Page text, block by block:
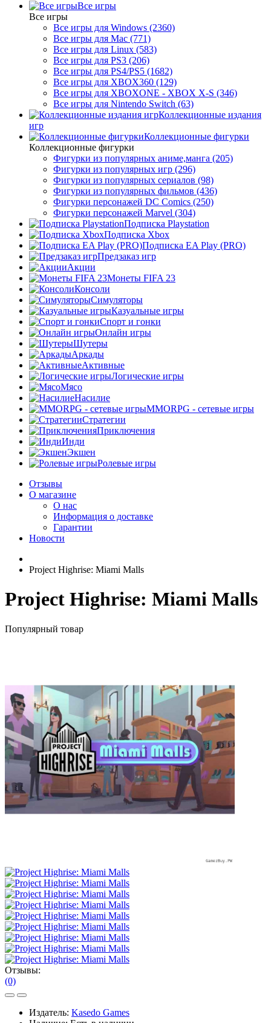
Все игры
Все игры
Все игры для Windows (2360)
Все игры для Mac (771)
Все игры для Linux (583)
Все игры для PS3 (206)
Все игры для PS4/PS5 (1682)
Все игры для XBOX360 (129)
Все игры для XBOXONE - XBOX X-S (346)
Все игры для Nintendo Switch (63)
Коллекционные издания
игр
Коллекционные фигурки
Коллекционные фигурки
Фигурки из популярных аниме,манга (205)
Фигурки из популярных игр (296)
Фигурки из популярных сериалов (98)
Фигурки из популярных фильмов (436)
Фигурки персонажей DC Comics (250)
Фигурки персонажей Marvel (304)
Подписка Playstation
Подписка Xbox
Подписка EA Play (PRO)
Предзаказ игр
Акции
Монеты FIFA 23
Консоли
Симуляторы
Казуальные игры
Спорт и гонки
Онлайн игры
Шутеры
Аркады
Активные
Логические игры
Мясо
Насилие
MMORPG - сетевые игры
Стратегии
Приключения
Инди
Экшен
Ролевые игры
Отзывы
О магазине
О нас
Информация о доставке
Гарантии
Новости
Project Highrise: Miami Malls
Project Highrise: Miami Malls
Популярный товар
Отзывы:
(0)
Издатель: Kasedo Games